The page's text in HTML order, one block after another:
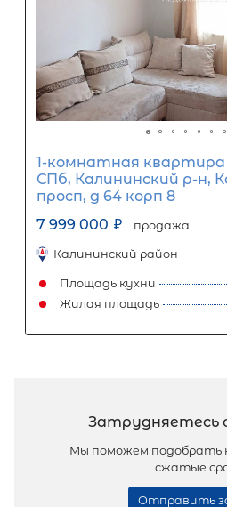
2-комнатная
посёлок
Курортный район
Площадь кухни
Жилая площадь